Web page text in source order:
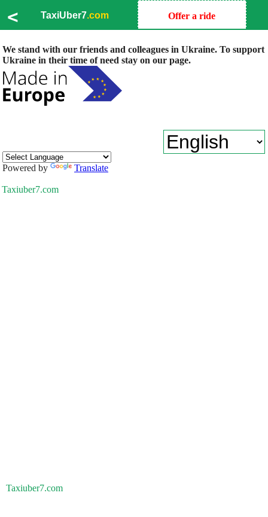
< TaxiUber7.com Offer a ride
We stand with our friends and colleagues in Ukraine. To support
Ukraine in their time of need stay on our page.
Powered by Translate
Taxiuber7.com
Taxiuber7.com